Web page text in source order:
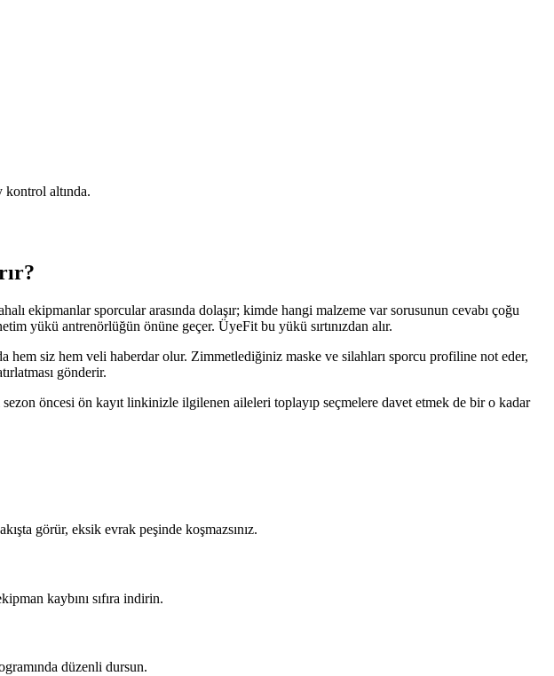
kontrol altında.
ekipmanlar sporcular arasında dolaşır; kimde hangi malzeme var sorusunun cevabı çoğu
yükü antrenörlüğün önüne geçer. ÜyeFit bu yükü sırtınızdan alır.
hem siz hem veli haberdar olur. Zimmetlediğiniz maske ve silahları sporcu profiline not eder,
gönderir.
sezon öncesi ön kayıt linkinizle ilgilenen aileleri toplayıp seçmelere davet etmek de bir o kadar
görür, eksik evrak peşinde koşmazsınız.
kaybını sıfıra indirin.
düzenli dursun.